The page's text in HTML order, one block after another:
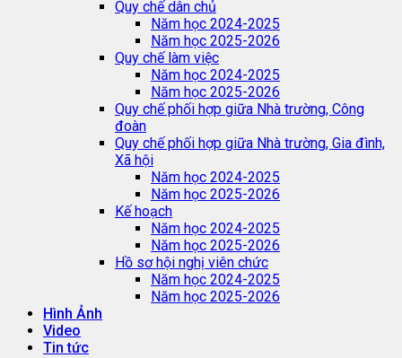
Quy chế dân chủ
Năm học 2024-2025
Năm học 2025-2026
Quy chế làm việc
Năm học 2024-2025
Năm học 2025-2026
Quy chế phối hợp giữa Nhà trường, Công
đoàn
Quy chế phối hợp giữa Nhà trường, Gia đình,
Xã hội
Năm học 2024-2025
Năm học 2025-2026
Kế hoạch
Năm học 2024-2025
Năm học 2025-2026
Hồ sơ hội nghị viên chức
Năm học 2024-2025
Năm học 2025-2026
Hình Ảnh
Video
Tin tức